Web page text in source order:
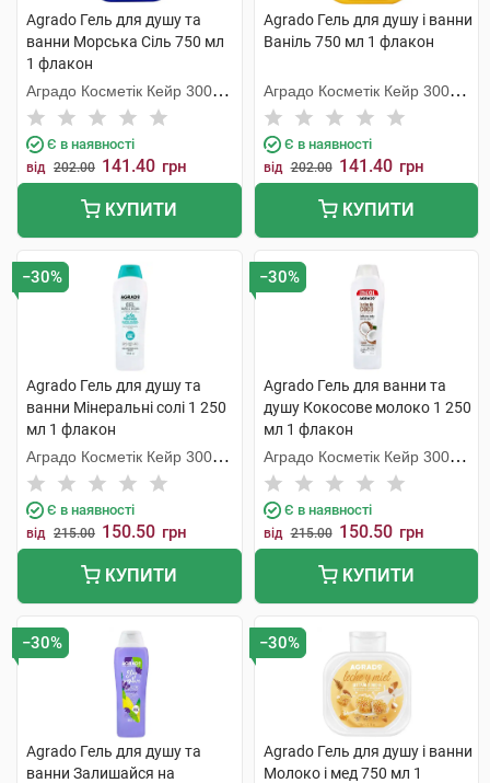
Agrado Гель для душу та
ванни Морська Сіль 750 мл
1 флакон
Аградо Косметік Кейр 3000
С.Л.У.
Є в наявності
від 202.00 141.40 грн
КУПИТИ
Agrado Гель для душу і ванни
Ваніль 750 мл 1 флакон
Аградо Косметік Кейр 3000
С.Л.У.
Є в наявності
від 202.00 141.40 грн
КУПИТИ
−30%
Agrado Гель для душу та
ванни Мінеральні солі 1 250
мл 1 флакон
Аградо Косметік Кейр 3000
С.Л.У.
Є в наявності
від 215.00 150.50 грн
КУПИТИ
−30%
Agrado Гель для ванни та
душу Кокосове молоко 1 250
мл 1 флакон
Аградо Косметік Кейр 3000
С.Л.У.
Є в наявності
від 215.00 150.50 грн
КУПИТИ
−30%
Agrado Гель для душу та
ванни Залишайся на
−30%
Agrado Гель для душу і ванни
Молоко і мед 750 мл 1